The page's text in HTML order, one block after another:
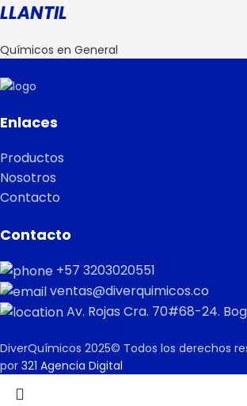
LLANTIL
Químicos en General
Enlaces
Productos
Nosotros
Contacto
Contacto
+57 3203020551
ventas@diverquimicos.co
Av. Rojas Cra. 70#68-24.
DiverQuímicos 2025© Todos los derechos
por 321 Agencia Digital